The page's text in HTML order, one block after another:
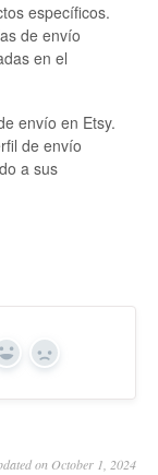
específicos.
de envío
en el
envío en Etsy.
de envío
a sus
Yes No
on October 1, 2024